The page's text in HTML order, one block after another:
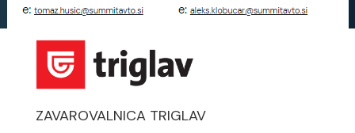
ZAVAROVALNICA TRIGLAV